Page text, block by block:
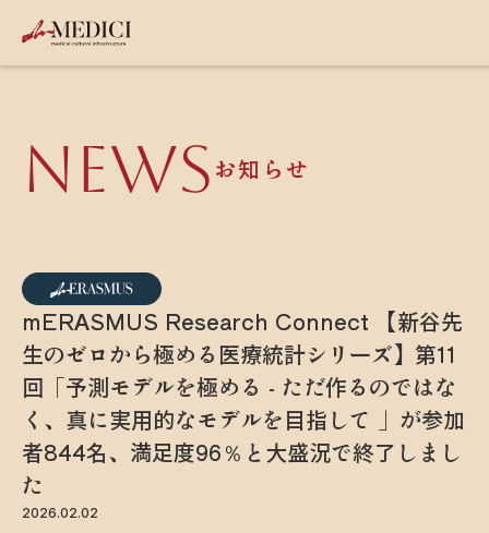
NEWS お知らせ
mERASMUS Research Connect 【新谷先
生のゼロから極める医療統計シリーズ】第11
回「予測モデルを極める - ただ作るのではな
く、真に実用的なモデルを目指して 」が参加
者844名、満足度96％と大盛況で終了しまし
た
2026.02.02